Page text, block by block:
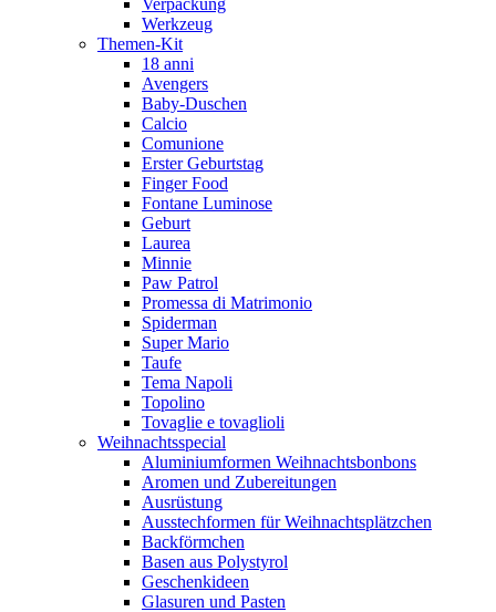
Verpackung
Werkzeug
Themen-Kit
18 anni
Avengers
Baby-Duschen
Calcio
Comunione
Erster Geburtstag
Finger Food
Fontane Luminose
Geburt
Laurea
Minnie
Paw Patrol
Promessa di Matrimonio
Spiderman
Super Mario
Taufe
Tema Napoli
Topolino
Tovaglie e tovaglioli
Weihnachtsspecial
Aluminiumformen Weihnachtsbonbons
Aromen und Zubereitungen
Ausrüstung
Ausstechformen für Weihnachtsplätzchen
Backförmchen
Basen aus Polystyrol
Geschenkideen
Glasuren und Pasten